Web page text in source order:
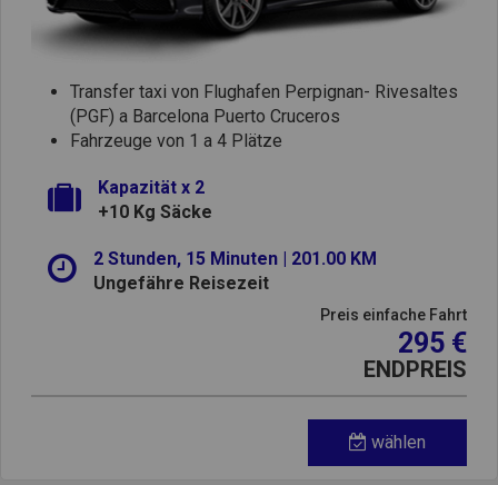
Transfer taxi von Flughafen Perpignan- Rivesaltes
(PGF) a Barcelona Puerto Cruceros
Fahrzeuge von 1 a 4 Plätze
Kapazität x 2
+10 Kg Säcke
2 Stunden, 15 Minuten | 201.00 KM
Ungefähre Reisezeit
Preis einfache Fahrt
295 €
ENDPREIS
wählen